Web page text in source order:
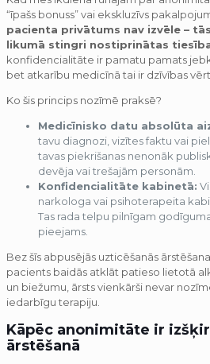
“īpašs bonuss” vai ekskluzīvs
pacienta privātums nav izvēle –
likumā stingri nostiprinātas
konfidencialitāte ir pamatu pamats
bet atkarību medicīnā tai ir dzīvības
Ko šis princips nozīmē praksē?
Medicīnisko datu absolūta
tavu diagnozi, vizītes faktu vai
tavas piekrišanas nenonāk
devēja vai trešajām personām.
Konfidencialitāte kabinetā:
narkologa vai psihoterapeita
Tas rada telpu pilnīgam
pieejams.
Bez šīs abpusējās uzticēšanās
pacients baidās atklāt patieso lietotā
un biežumu, ārsts vienkārši nevar
iedarbīgu terapiju.
Kāpēc anonimitāte ir
ārstēšanā